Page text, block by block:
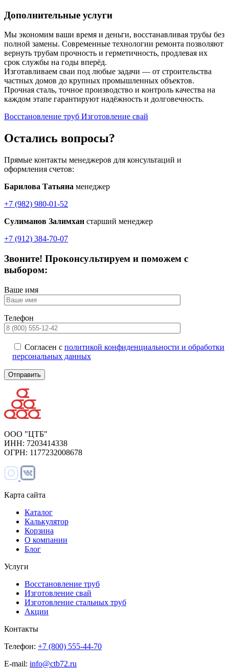
Дополнительные услуги
Мы экономим ваши время и деньги, восстанавливая трубы без
полной замены. Современные технологии ремонта позволяют
вернуть трубам прочность и герметичность, продлевая их
срок службы на годы вперёд.
Изготавливаем сваи под любые задачи — от строительства
частных домов до крупных промышленных объектов.
Прочная сталь, точное производство и контроль качества на
каждом этапе гарантируют надёжность и долговечность.
Восстановление труб Изготовление свай
Остались вопросы?
Прямые контакты менеджеров для консультаций и
оформления счетов:
Барилова Татьяна менеджер
+7 (982) 980-01-52
Сулиманов Залимхан старший менеджер
+7 (912) 384-70-07
Звоните! Проконсультируем и поможем с
выбором:
Ваше имя
Телефон
Согласен с политикой конфиденциальности и обработки
персональных данных
ООО "ЦТБ"
ИНН: 7203414338
ОГРН: 1177232008678
Карта сайта
Каталог
Калькулятор
Корзина
О компании
Блог
Услуги
Восстановление труб
Изготовление свай
Изготовление стальных труб
Акции
Контакты
Телефон: +7 (800) 555-44-70
E-mail: info@ctb72.ru